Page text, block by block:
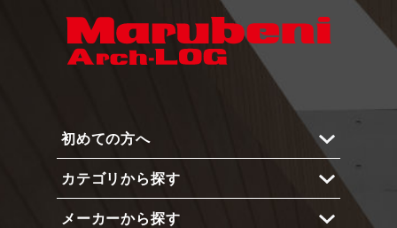
初めての方へ
Arch-LOGとは？
メリットと機能
カテゴリから探す
メーカーから探す